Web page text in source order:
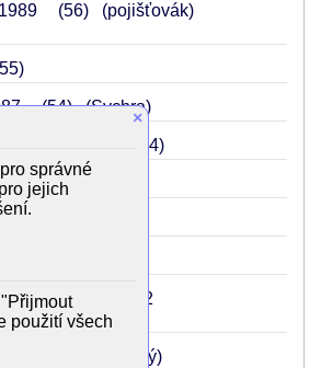
1989 56 (pojišťovák)
55
54 (Sychra)
54
(Ing. Pecháček)
staroušku!
1982
(hajný)
×
správné
jejich
použití všech